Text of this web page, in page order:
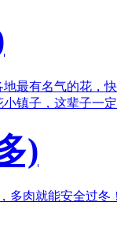
地最有名气的花，
镇子，这辈子一
)
多肉就能安全过冬